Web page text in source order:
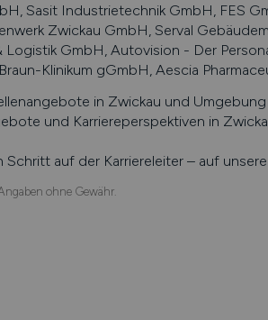
Sasit Industrietechnik GmbH, FES
Zwickau GmbH, Serval
Logistik GmbH, Autovision - Der
Klinikum gGmbH, Aescia
in Zwickau und
und Karriereperspektiven in
Schritt auf der Karriereleiter – auf
ohne Gewähr.